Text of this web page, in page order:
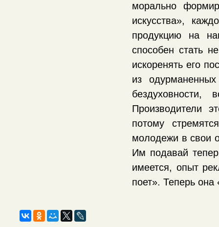
морально
искусства»,
продукцию на
способен стать
искоренять его
из
бездуховности,
Производители
потому
молодежи в свои
Им подавай
имеется, опыт
поет». Теперь